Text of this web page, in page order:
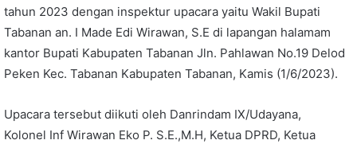
tahun 2023 dengan inspektur upacara yaitu Wakil Bupati
Tabanan an. I Made Edi Wirawan, S.E di lapangan halamam
kantor Bupati Kabupaten Tabanan Jln. Pahlawan No.19 Delod
Peken Kec. Tabanan Kabupaten Tabanan, Kamis (1/6/2023).
Upacara tersebut diikuti oleh Danrindam IX/Udayana,
Kolonel Inf Wirawan Eko P. S.E.,M.H, Ketua DPRD, Ketua